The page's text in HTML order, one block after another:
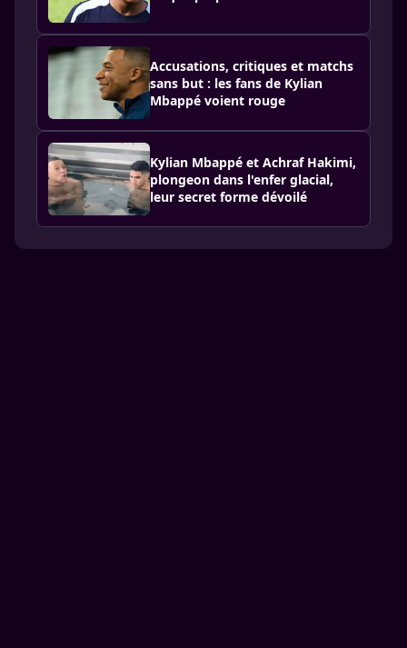
Accusations, critiques et matchs
sans but : les fans de Kylian
Mbappé voient rouge
Kylian Mbappé et Achraf Hakimi,
plongeon dans l'enfer glacial,
leur secret forme dévoilé